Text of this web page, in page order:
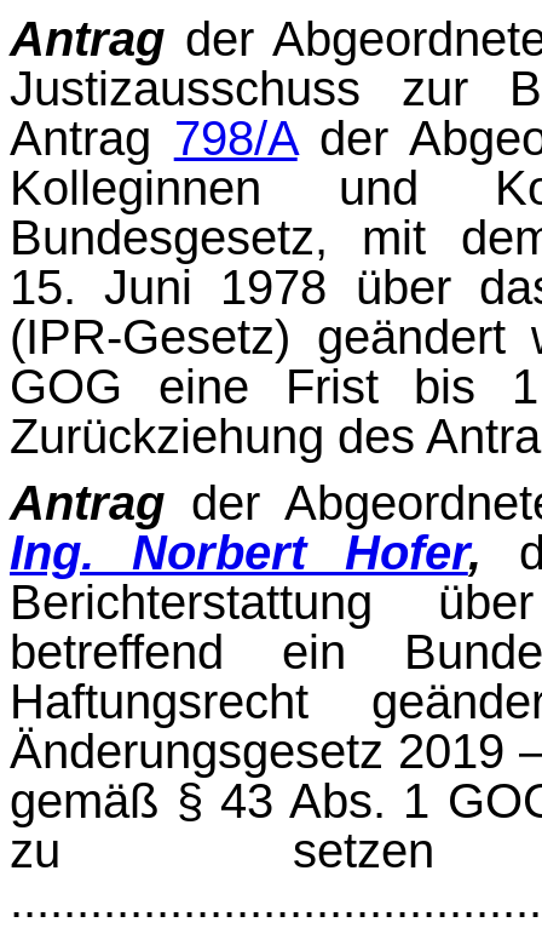
Antrag der
Justizausschuss zur
Antrag 798/Ader
Kollegin­nen und
Bundesgesetz, mit
15. Juni 1978 über
(IPR-Gesetz)
GOG eine Frist bis
Zurückziehung des
Antrag der
Ing. Norbert Hofer,
Berichterstattung
betreffend ein
Haftungsrecht
Änderungsgesetz 2019
gemäß § 43 Abs. 1
zu setzen